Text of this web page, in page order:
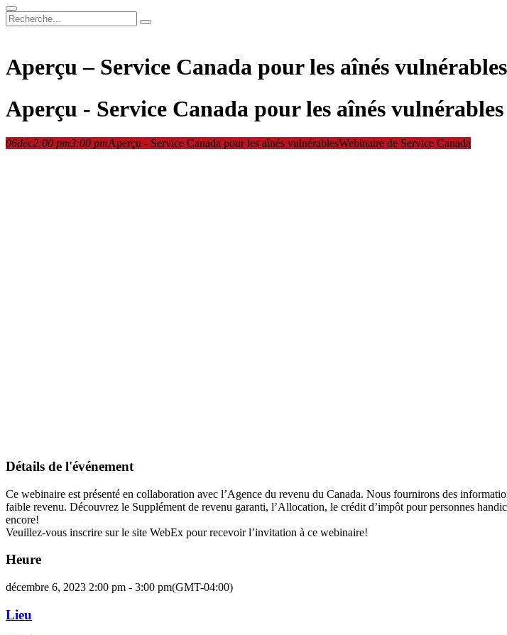
Aperçu – Service Canada pour les aînés vulnérables
Aperçu - Service Canada pour les aînés vulnérables
06déc2:00 pm3:00 pmAperçu - Service Canada pour les aînés vulnérablesWebinaire de Service Canada
Détails de l'événement
Ce webinaire est présenté en collaboration avec l’Agence du revenu du Canada. Nous fournirons des
faible revenu. Découvrez le Supplément de revenu garanti, l’Allocation, le crédit d’impôt pour personnes
encore!
Veuillez-vous inscrire sur le site WebEx pour recevoir l’invitation à ce webinaire!
Heure
décembre 6, 2023 2:00 pm - 3:00 pm(GMT-04:00)
Lieu